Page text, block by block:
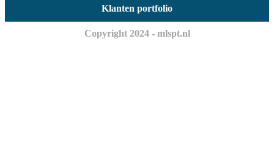
Klanten portfolio
Copyright 2024 - mlspt.nl